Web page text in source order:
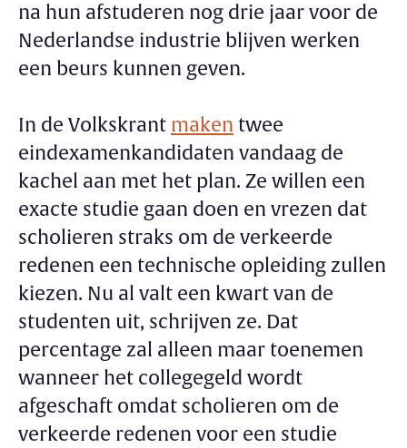
na hun afstuderen nog drie jaar voor de
Nederlandse industrie blijven werken
een beurs kunnen geven.
In de Volkskrant maken twee
eindexamenkandidaten vandaag de
kachel aan met het plan. Ze willen een
exacte studie gaan doen en vrezen dat
scholieren straks om de verkeerde
redenen een technische opleiding zullen
kiezen. Nu al valt een kwart van de
studenten uit, schrijven ze. Dat
percentage zal alleen maar toenemen
wanneer het collegegeld wordt
afgeschaft omdat scholieren om de
verkeerde redenen voor een studie